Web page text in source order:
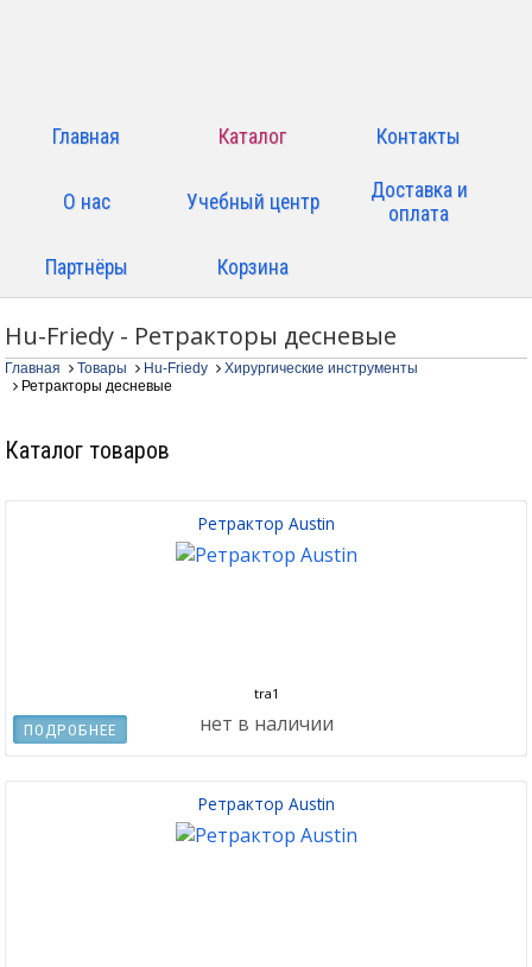
Главная Каталог Контакты
О нас Учебный центр
Доставка и
оплата
Партнёры Корзина
Hu-Friedy - Ретракторы десневые
Главная Товары Hu-Friedy
Хирургические инструменты
Ретракторы десневые
Каталог товаров
Ретрактор Austin
tra1
нет в наличии
ПОДРОБНЕЕ
Ретрактор Austin